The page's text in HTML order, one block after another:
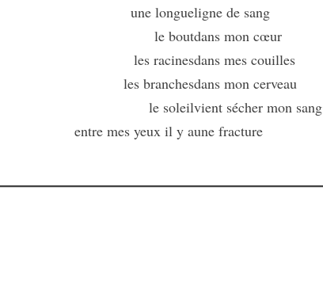
une longue
le bout
les racines
les branches
le soleil
entre mes yeux il y a
ligne de sang
dans mon cœur
dans mes couilles
dans mon cerveau
vient sécher mon sang
une fracture